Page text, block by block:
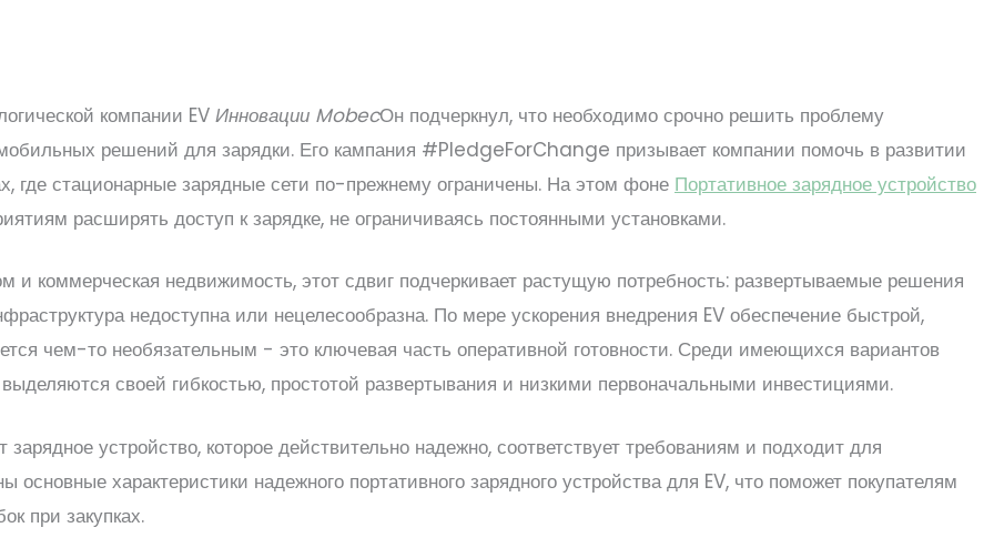
компании EV Инновации MobecОн подчеркнул, что необходимо срочно решить проблему
решений для зарядки. Его кампания #PledgeForChange призывает компании помочь в развитии
где стационарные зарядные сети по-прежнему ограничены. На этом фоне Портативное зарядное устройство
расширять доступ к зарядке, не ограничиваясь постоянными установками.
и коммерческая недвижимость, этот сдвиг подчеркивает растущую потребность: развертываемые решения
недоступна или нецелесообразна. По мере ускорения внедрения EV обеспечение быстрой,
чем-то необязательным - это ключевая часть оперативной готовности. Среди имеющихся вариантов
своей гибкостью, простотой развертывания и низкими первоначальными инвестициями.
устройство, которое действительно надежно, соответствует требованиям и подходит для
характеристики надежного портативного зарядного устройства для EV, что поможет покупателям
при закупках.